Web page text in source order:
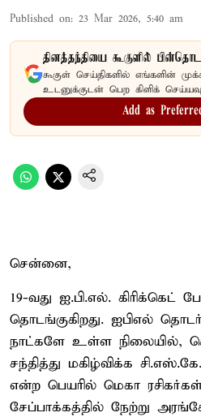
Published on: 23 Mar 2026, 5:40 am
தினத்தந்தியை கூகுளில்
கூகுள் செய்திகளில் எங்களின்
உடனுக்குடன் பெற கிளிக்
Add as
சென்னை,
19-வது ஐ.பி.எல். கிரிக்கெட்
தொடங்குகிறது. ஐபிஎல்
நாட்களே உள்ள நிலையில்,
சந்தித்து மகிழ்விக்க
என்ற பெயரில் மெகா ரசிகர்கள்
சேப்பாக்கத்தில் நேற்று